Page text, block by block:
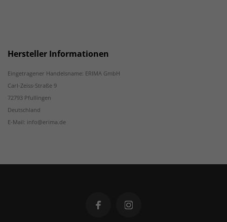
Hersteller Informationen
Eingetragener Handelsname: ERIMA GmbH
Carl-Zeiss-Straße 9
72793 Pfullingen
Deutschland
E-Mail: info@erima.de